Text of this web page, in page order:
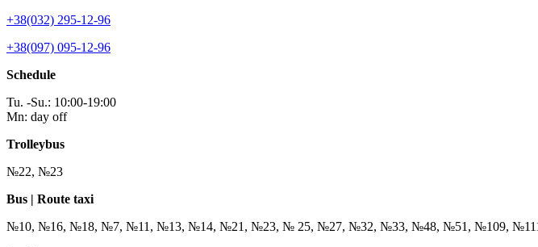
+38(032) 295-12-96
+38(097) 095-12-96
Schedule
Tu. -Su.: 10:00-19:00
Mn: day off
Trolleybus
№22, №23
Bus | Route taxi
№10, №16, №18, №7, №11, №13, №14, №21, №23, № 25, №27, №32, №33, №48, №51, №109,